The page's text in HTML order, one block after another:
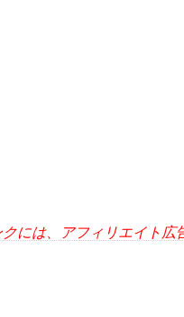
には、アフィリエイト広